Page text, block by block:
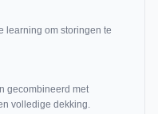
learning om storingen te
gecombineerd met
volledige dekking.